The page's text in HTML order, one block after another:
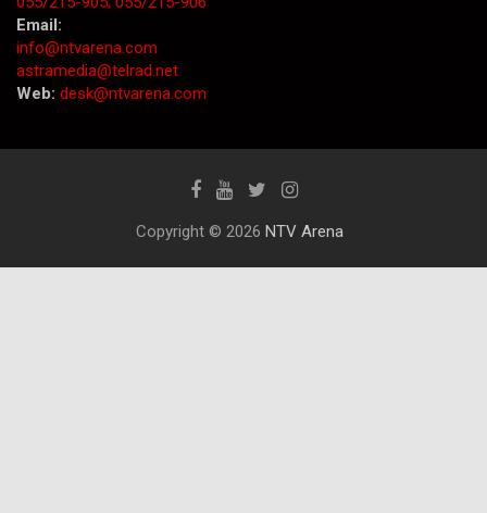
Email:
info@ntvarena.com
astramedia@telrad.net
Web: desk@ntvarena.com
Copyright © 2026 NTV Arena